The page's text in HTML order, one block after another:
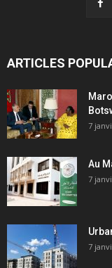
ARTICLES
7
Au
7
7